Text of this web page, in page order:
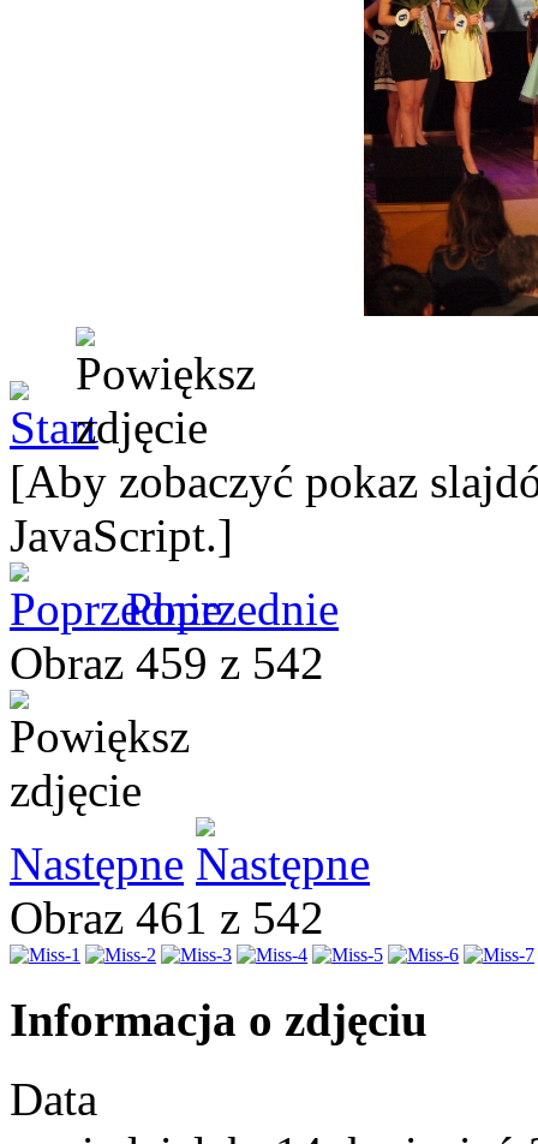
[Aby zobaczyć pokaz
JavaScript.]
Poprzednie
Obraz 459 z 542
Następne
Obraz 461 z 542
Informacja o zdjęciu
Data